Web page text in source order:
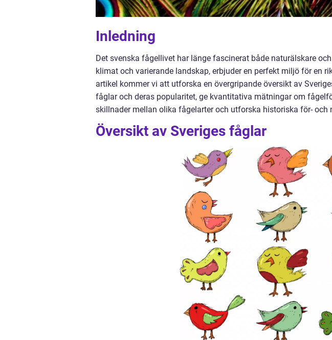
Inledning
Det svenska fågellivet har länge fascinerat både naturälskare
klimat och varierande landskap, erbjuder en perfekt miljö för en
artikel kommer vi att utforska en övergripande översikt av
fåglar och deras popularitet, ge kvantitativa mätningar om
skillnader mellan olika fågelarter och utforska historiska för- och
Översikt av Sveriges fåglar